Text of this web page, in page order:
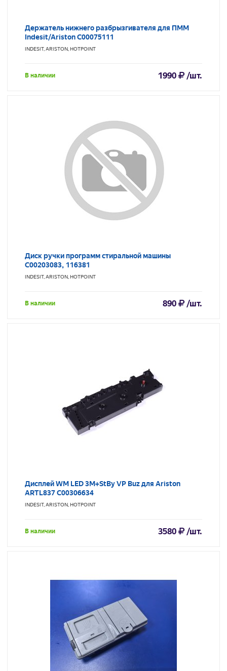
Держатель нижнего разбрызгивателя для ПММ
Indesit/Ariston С00075111
INDESIT, ARISTON, HOTPOINT
В наличии 1990 /шт.
Диск ручки программ стиральной машины
C00203083, 116381
INDESIT, ARISTON, HOTPOINT
В наличии 890 /шт.
Дисплей WM LED 3M+StBy VP Buz для Ariston
ARTL837 C00306634
INDESIT, ARISTON, HOTPOINT
В наличии 3580 /шт.